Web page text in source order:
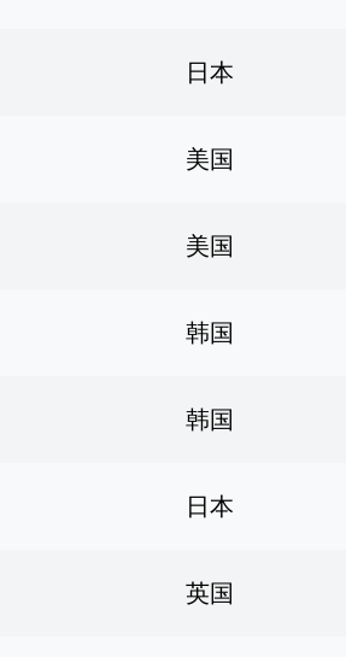
日本
美国
美国
韩国
韩国
日本
英国